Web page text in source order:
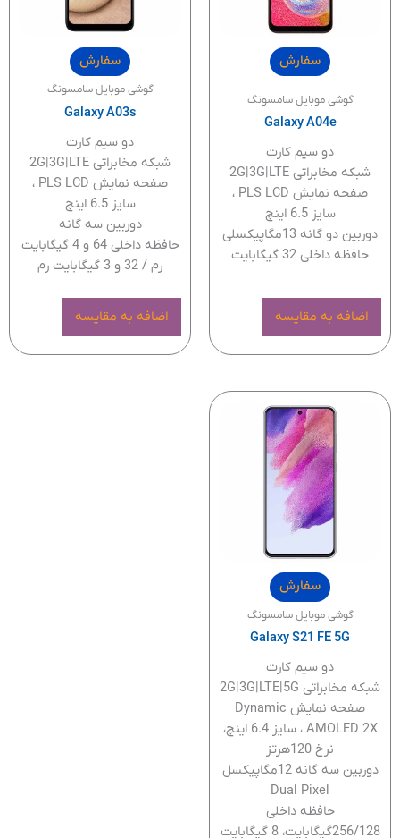
سفارش
گوشی موبایل سامسونگ
Galaxy A04e
دو سیم کارت
شبکه مخابراتی 2G|3G|LTE
صفحه نمایش PLS LCD ،
سایز 6.5 اینچ
دوربین دو گانه 13مگاپیکسلی
حافظه داخلی 32 گیگابایت
اضافه به مقایسه
سفارش
گوشی موبایل سامسونگ
Galaxy A03s
دو سیم کارت
شبکه مخابراتی 2G|3G|LTE
صفحه نمایش PLS LCD ،
سایز 6.5 اینچ
دوربین سه گانه
حافظه داخلی 64 و 4 گیگابایت
رم / 32 و 3 گیگابایت رم
اضافه به مقایسه
سفارش
گوشی موبایل سامسونگ
Galaxy S21 FE 5G
دو سیم کارت
شبکه مخابراتی 2G|3G|LTE|5G
صفحه نمایش Dynamic
AMOLED 2X ، سایز 6.4 اینچ،
نرخ 120هرتز
دوربین سه گانه 12مگاپیکسل
Dual Pixel
حافظه داخلی
256/128گیگابایت، 8 گیگابایت